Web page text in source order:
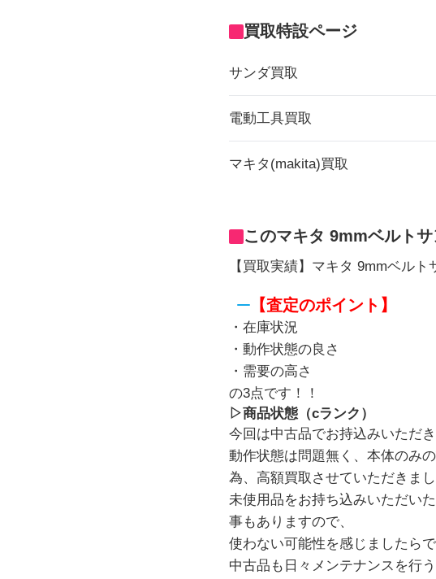
買取特設ページ
サンダ買取
電動工具買取
マキタ(makita)買取
このマキタ 9mmベルト
【買取実績】マキタ 9mmベル
【査定のポイント】
・在庫状況
・動作状態の良さ
・需要の高さ
の3点です！！
▷商品状態（cランク）
今回は中古品でお持込みいただき
動作状態は問題無く、本体のみ
為、高額買取させていただきまし
未使用品をお持ち込みいただい
事もありますので、
使わない可能性を感じましたら
中古品も日々メンテナンスを行